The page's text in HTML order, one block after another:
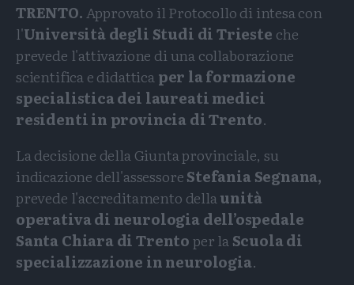
TRENTO.Approvato il Protocollo di intesa con
l'Università degli Studi di Trieste che
prevede l'attivazione di una collaborazione
scientifica e didatticaper la formazione
specialistica dei laureati medici
residenti in provincia di Trento.
La decisione della Giunta provinciale, su
indicazione dell'assessoreStefania Segnana,
prevede l'accreditamento dellaunità
operativa di neurologia dell’ospedale
Santa Chiara di Trentoper laScuola di
specializzazione in neurologia.